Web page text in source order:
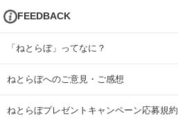
FEEDBACK
「ねとらぼ」ってなに？
ねとらぼへのご意見・ご感想
ねとらぼプレゼントキャンペーン応募規約